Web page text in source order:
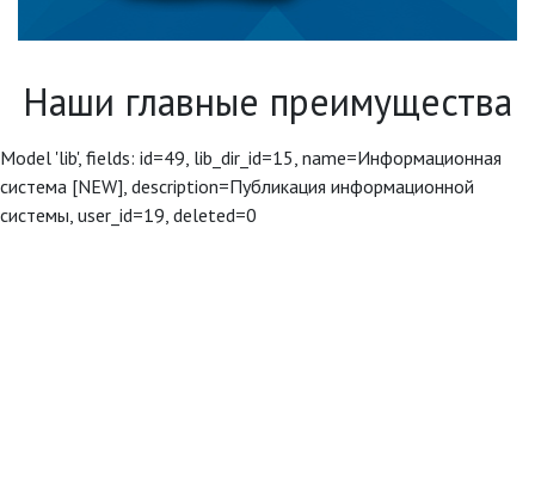
Наши главные преимущества
Model 'lib', fields: id=49, lib_dir_id=15, name=Информационная
система [NEW], description=Публикация информационной
системы, user_id=19, deleted=0